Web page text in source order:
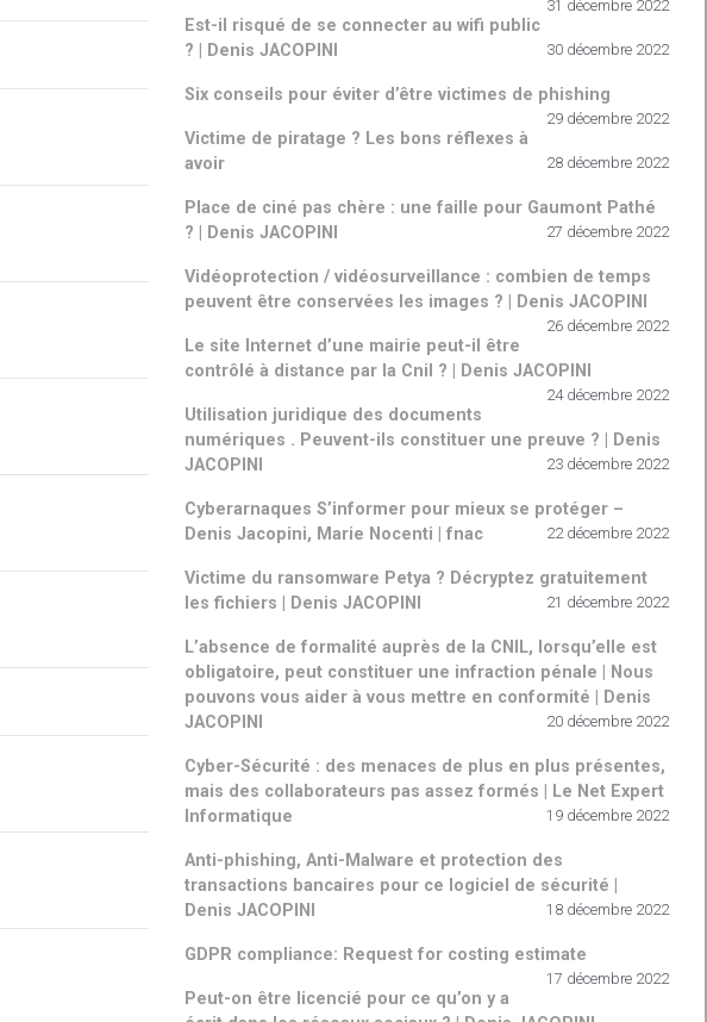
31 décembre 2022
Est-il risqué de se connecter au wifi public
? | Denis JACOPINI
30 décembre 2022
Six conseils pour éviter d’être victimes de phishing
29 décembre 2022
Victime de piratage ? Les bons réflexes à
avoir
28 décembre 2022
Place de ciné pas chère : une faille pour Gaumont Pathé
? | Denis JACOPINI
27 décembre 2022
Vidéoprotection / vidéosurveillance : combien de temps
peuvent être conservées les images ? | Denis JACOPINI
26 décembre 2022
Le site Internet d’une mairie peut-il être
contrôlé à distance par la Cnil ? | Denis JACOPINI
24 décembre 2022
Utilisation juridique des documents
numériques . Peuvent-ils constituer une preuve ? | Denis
JACOPINI
23 décembre 2022
Cyberarnaques S’informer pour mieux se protéger –
Denis Jacopini, Marie Nocenti | fnac
22 décembre 2022
Victime du ransomware Petya ? Décryptez gratuitement
les fichiers | Denis JACOPINI
21 décembre 2022
L’absence de formalité auprès de la CNIL, lorsqu’elle est
obligatoire, peut constituer une infraction pénale | Nous
pouvons vous aider à vous mettre en conformité | Denis
JACOPINI
20 décembre 2022
Cyber-Sécurité : des menaces de plus en plus présentes,
mais des collaborateurs pas assez formés | Le Net Expert
Informatique
19 décembre 2022
Anti-phishing, Anti-Malware et protection des
transactions bancaires pour ce logiciel de sécurité |
Denis JACOPINI
18 décembre 2022
GDPR compliance: Request for costing estimate
17 décembre 2022
Peut-on être licencié pour ce qu’on y a